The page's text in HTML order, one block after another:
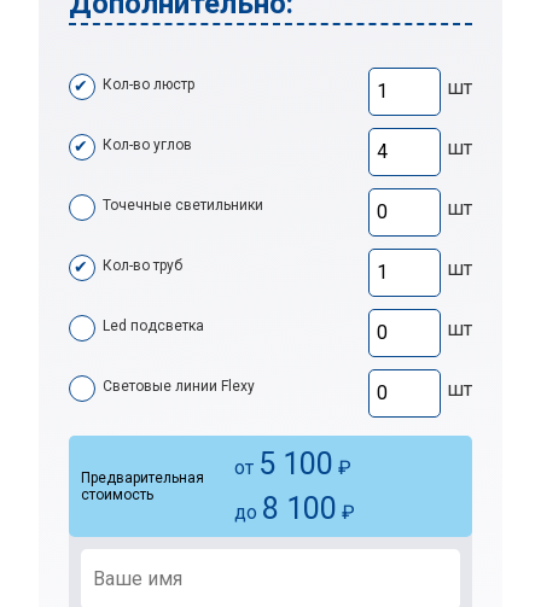
Кол-во люстр шт
Кол-во углов шт
Точечные светильники шт
Кол-во труб шт
Led подсветка шт
Световые линии Flexy шт
Предварительная
стоимость
от 5 100 ₽
до 8 100 ₽